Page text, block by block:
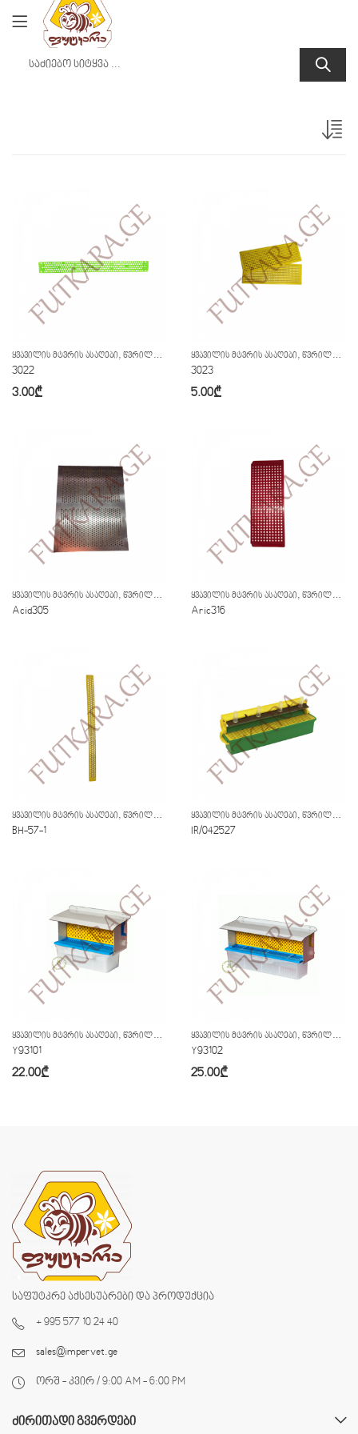
ᲧᲕᲐᲕᲘᲚᲘᲡ ᲛᲢᲕᲠᲘᲡ ᲐᲡᲐᲦᲔᲑᲘ, ᲬᲕᲠᲘᲚᲘ ᲘᲜᲕᲔᲜᲢᲐᲠᲘ
3022
3.00₾
ᲧᲕᲐᲕᲘᲚᲘᲡ ᲛᲢᲕᲠᲘᲡ ᲐᲡᲐᲦᲔᲑᲘ, ᲬᲕᲠᲘᲚᲘ ᲘᲜᲕᲔᲜᲢᲐᲠᲘ
3023
5.00₾
ᲧᲕᲐᲕᲘᲚᲘᲡ ᲛᲢᲕᲠᲘᲡ ᲐᲡᲐᲦᲔᲑᲘ, ᲬᲕᲠᲘᲚᲘ ᲘᲜᲕᲔᲜᲢᲐᲠᲘ
Acid305
ᲧᲕᲐᲕᲘᲚᲘᲡ ᲛᲢᲕᲠᲘᲡ ᲐᲡᲐᲦᲔᲑᲘ, ᲬᲕᲠᲘᲚᲘ ᲘᲜᲕᲔᲜᲢᲐᲠᲘ
Aric316
ᲧᲕᲐᲕᲘᲚᲘᲡ ᲛᲢᲕᲠᲘᲡ ᲐᲡᲐᲦᲔᲑᲘ, ᲬᲕᲠᲘᲚᲘ ᲘᲜᲕᲔᲜᲢᲐᲠᲘ
BH-57-1
ᲧᲕᲐᲕᲘᲚᲘᲡ ᲛᲢᲕᲠᲘᲡ ᲐᲡᲐᲦᲔᲑᲘ, ᲬᲕᲠᲘᲚᲘ ᲘᲜᲕᲔᲜᲢᲐᲠᲘ
IR/042527
ᲧᲕᲐᲕᲘᲚᲘᲡ ᲛᲢᲕᲠᲘᲡ ᲐᲡᲐᲦᲔᲑᲘ, ᲬᲕᲠᲘᲚᲘ ᲘᲜᲕᲔᲜᲢᲐᲠᲘ
Y93101
22.00₾
ᲧᲕᲐᲕᲘᲚᲘᲡ ᲛᲢᲕᲠᲘᲡ ᲐᲡᲐᲦᲔᲑᲘ, ᲬᲕᲠᲘᲚᲘ ᲘᲜᲕᲔᲜᲢᲐᲠᲘ
Y93102
25.00₾
საფუტკრე აქსესუარები და პროდუქცია
+ 995 577 10 24 40
sales@impervet.ge
ორშ - კვირ / 9:00 AM - 6:00 PM
ᲫᲘᲠᲘᲗᲐᲓᲘ ᲒᲕᲔᲠᲓᲔᲑᲘ